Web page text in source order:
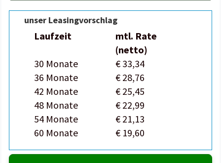
unser Leasingvorschlag
Laufzeit
mtl. Rate
(netto)
30 Monate
€ 33,34
36 Monate
€ 28,76
42 Monate
€ 25,45
48 Monate
€ 22,99
54 Monate
€ 21,13
60 Monate
€ 19,60